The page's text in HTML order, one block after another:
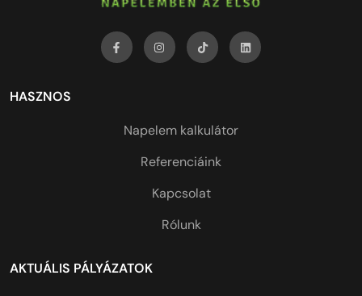
HASZNOS
Napelem kalkulátor
Referenciáink
Kapcsolat
Rólunk
AKTUÁLIS PÁLYÁZATOK